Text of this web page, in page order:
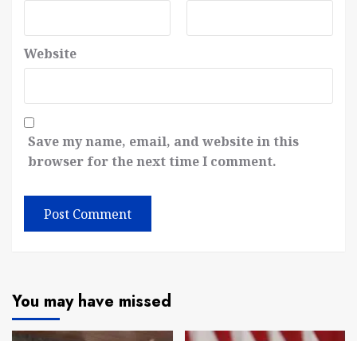
Website
Save my name, email, and website in this
browser for the next time I comment.
You may have missed